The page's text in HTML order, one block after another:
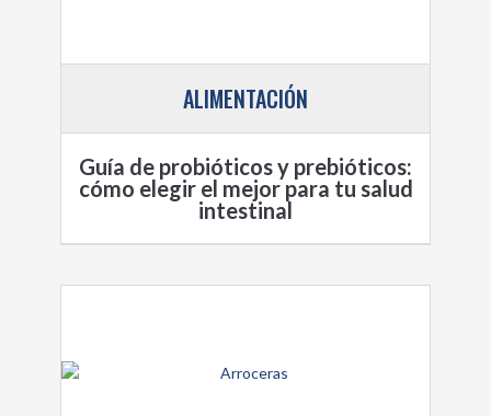
ALIMENTACIÓN
Guía de probióticos y prebióticos:
cómo elegir el mejor para tu salud
intestinal